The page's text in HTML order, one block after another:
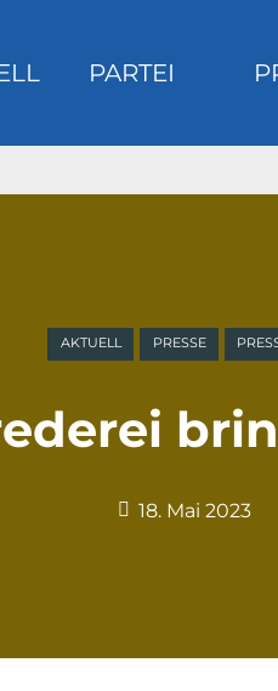
PARTEI
AKTUELL PRESSE
18. Mai 2023